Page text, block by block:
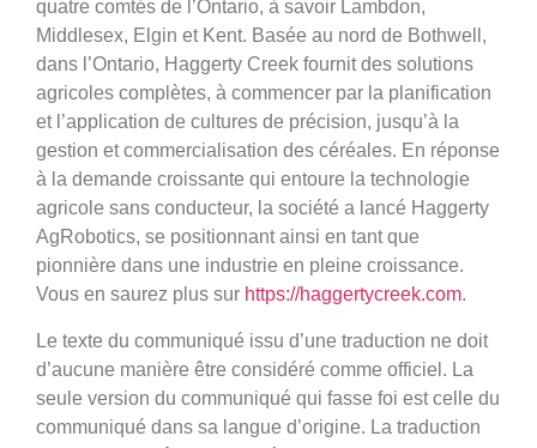
quatre comtés de l’Ontario, à savoir Lambdon,
Middlesex, Elgin et Kent. Basée au nord de Bothwell,
dans l’Ontario, Haggerty Creek fournit des solutions
agricoles complètes, à commencer par la planification
et l’application de cultures de précision, jusqu’à la
gestion et commercialisation des céréales. En réponse
à la demande croissante qui entoure la technologie
agricole sans conducteur, la société a lancé Haggerty
AgRobotics, se positionnant ainsi en tant que
pionnière dans une industrie en pleine croissance.
Vous en saurez plus sur https://haggertycreek.com.
Le texte du communiqué issu d’une traduction ne doit
d’aucune manière être considéré comme officiel. La
seule version du communiqué qui fasse foi est celle du
communiqué dans sa langue d’origine. La traduction